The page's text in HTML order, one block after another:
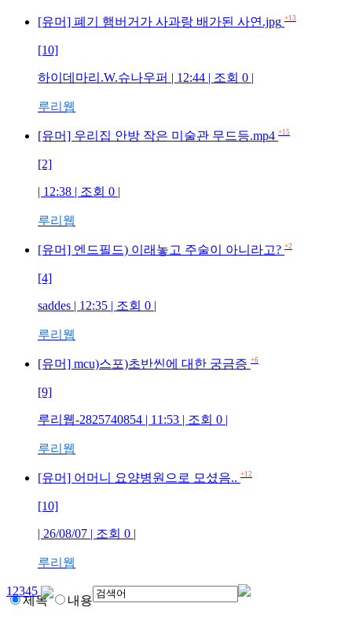
[유머] 폐기 햄버거가 사과랑 배가된 사연.jpg +13
[10]
하이데마리.W.슈나우퍼 | 12:44 | 조회 0 |
루리웹
[유머] 우리집 안방 작은 미술관 무드등.mp4 +15
[2]
| 12:38 | 조회 0 |
루리웹
[유머] 엔드필드) 이래놓고 주술이 아니라고? +2
[4]
saddes | 12:35 | 조회 0 |
루리웹
[유머] mcu)스포)초반씬에 대한 궁금증 +6
[9]
루리웹-2825740854 | 11:53 | 조회 0 |
루리웹
[유머] 어머니 요양병원으로 모셨음.. +12
[10]
| 26/08/07 | 조회 0 |
루리웹
1 2345
제목 내용